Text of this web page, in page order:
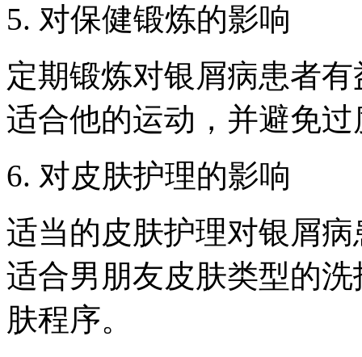
5. 对保健锻炼的影响
定期锻炼对银屑病患者
适合他的运动，并避免
6. 对皮肤护理的影响
适当的皮肤护理对银屑
适合男朋友皮肤类型的
肤程序。